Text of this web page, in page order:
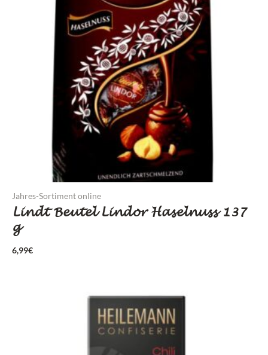
Jahres-Sortiment online
Lindt Beutel Lindor Haselnuss 137
g
6,99€